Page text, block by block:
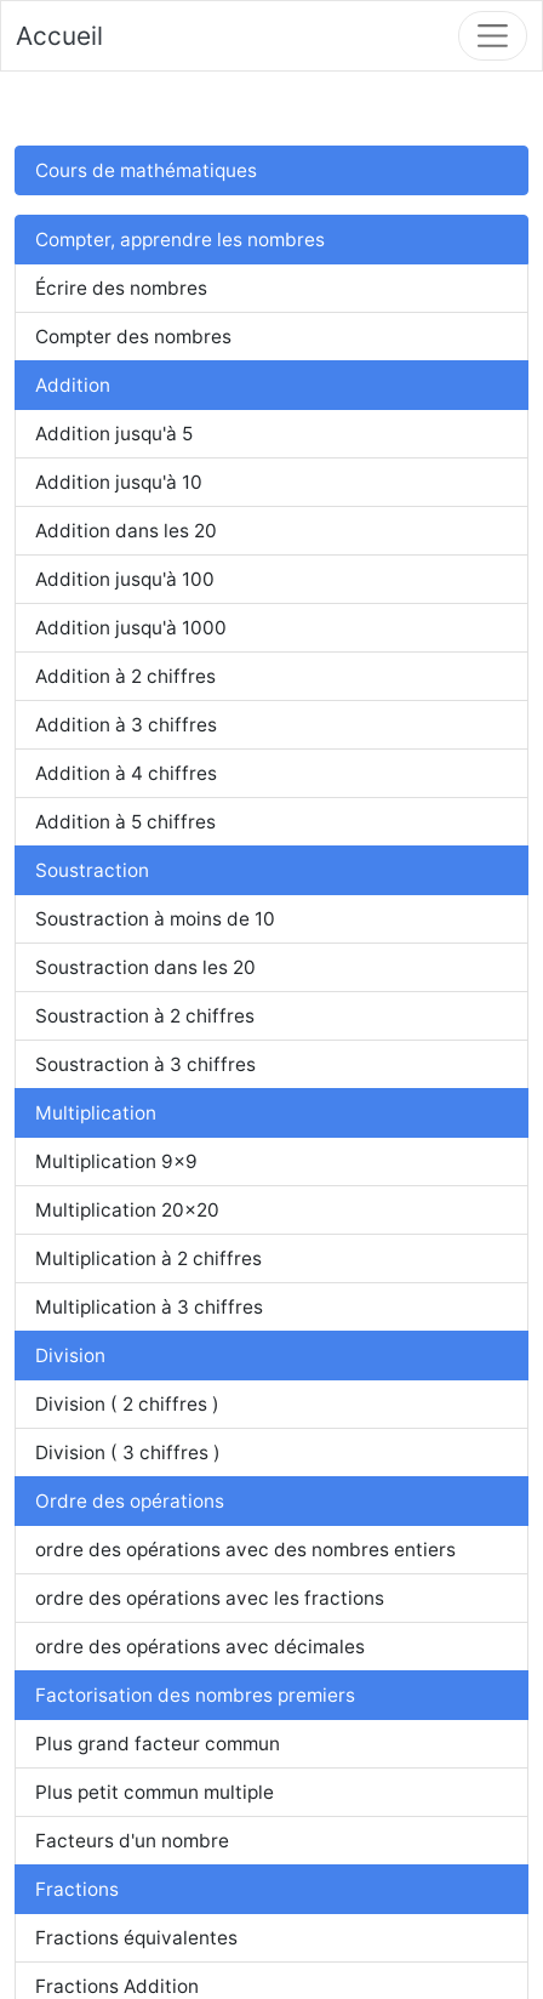
Accueil
Cours de mathématiques
Compter, apprendre les nombres
Écrire des nombres
Compter des nombres
Addition
Addition jusqu'à 5
Addition jusqu'à 10
Addition dans les 20
Addition jusqu'à 100
Addition jusqu'à 1000
Addition à 2 chiffres
Addition à 3 chiffres
Addition à 4 chiffres
Addition à 5 chiffres
Soustraction
Soustraction à moins de 10
Soustraction dans les 20
Soustraction à 2 chiffres
Soustraction à 3 chiffres
Multiplication
Multiplication 9x9
Multiplication 20x20
Multiplication à 2 chiffres
Multiplication à 3 chiffres
Division
Division ( 2 chiffres )
Division ( 3 chiffres )
Ordre des opérations
ordre des opérations avec des nombres entiers
ordre des opérations avec les fractions
ordre des opérations avec décimales
Factorisation des nombres premiers
Plus grand facteur commun
Plus petit commun multiple
Facteurs d'un nombre
Fractions
Fractions équivalentes
Fractions Addition